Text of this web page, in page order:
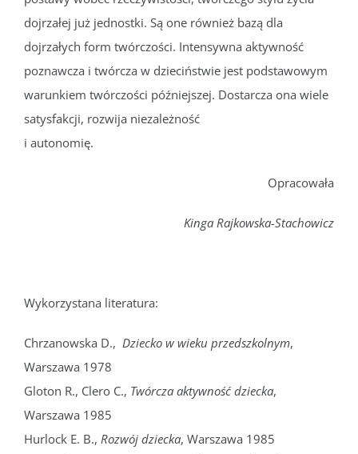
dojrzałej już jednostki. Są one również bazą dla
dojrzałych form twórczości. Intensywna aktywność
poznawcza i twórcza w dzieciństwie jest podstawowym
warunkiem twórczości późniejszej. Dostarcza ona wiele
satysfakcji, rozwija niezależność
i autonomię.
Opracowała
Kinga Rajkowska-Stachowicz
Wykorzystana literatura:
Chrzanowska D., Dziecko w wieku przedszkolnym,
Warszawa 1978
Gloton R., Clero C., Twórcza aktywność dziecka,
Warszawa 1985
Hurlock E. B., Rozwój dziecka, Warszawa 1985